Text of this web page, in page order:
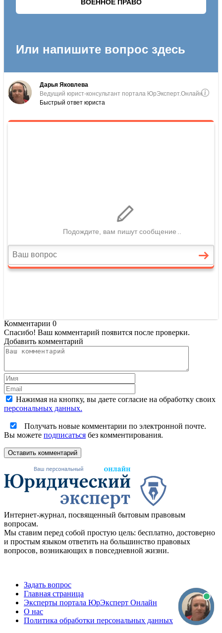
Комментарии 0
Спасибо! Ваш комментарий появится после проверки.
Добавить комментарий
Нажимая на кнопку, вы даете согласие на обработку своих
персональных данных.
Получать новые комментарии по электронной почте.
Вы можете подписаться без комментирования.
Оставить комментарий
Интернет-журнал, посвященный бытовым правовым
вопросам.
Мы ставим перед собой простую цель: бесплатно, достоверно
и простым языком ответить на большинство правовых
вопросов, возникающих в повседневной жизни.
Задать вопрос
Главная страница
Эксперты портала ЮрЭксперт Онлайн
О нас
Политика обработки персональных данных